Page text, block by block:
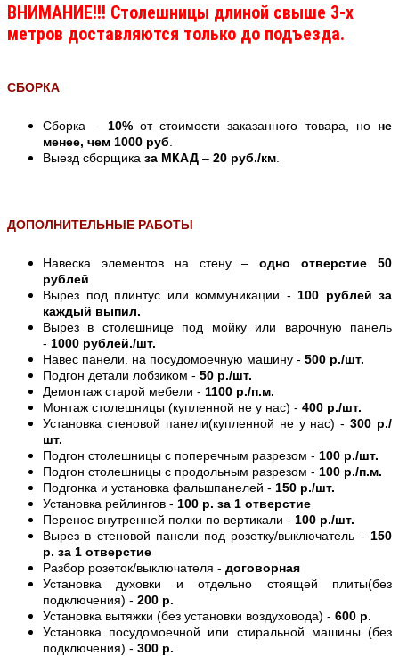
ВНИМАНИЕ!!! Столешницы длиной свыше 3-х
метров доставляются только до подъезда.
СБОРКА
Сборка – 10%от стоимости заказанного товара, но не
менее, чем 1000 руб
Выезд сборщика за МКАД – 20 руб./км
ДОПОЛНИТЕЛЬНЫЕ РАБОТЫ
Навеска элементов на стену –одно отверстие 50
рублей
Вырез под плинтус или коммуникации - 100 рублей за
каждый выпил.
Вырез в столешнице под мойку или варочную панель
- 1000 рублей./шт.
Навес панели. на посудомоечную машину - 500 р./шт.
Подгон детали лобзиком - 50 р./шт.
Демонтаж старой мебели - 1100 р./п.м.
Монтаж столешницы (купленной не у нас) - 400 р./шт.
Установка стеновой панели(купленной не у нас) -300 р./
шт.
Подгон столешницы с поперечным разрезом - 100 р./шт.
Подгон столешницы с продольным разрезом - 100 р./п.м.
Подгонка и установка фальшпанелей - 150 р./шт.
Установка рейлингов - 100 р. за 1 отверстие
Перенос внутренней полки по вертикали - 100 р./шт.
Вырез в стеновой панели под розетку/выключатель - 150
р. за 1 отверстие
Разбор розеток/выключателя - договорная
Установка духовки и отдельно стоящей плиты(без
подключения) - 200 р.
Установка вытяжки (без установки воздуховода) - 600 р.
Установка посудомоечной или стиральной машины (без
подключения) - 300 р.